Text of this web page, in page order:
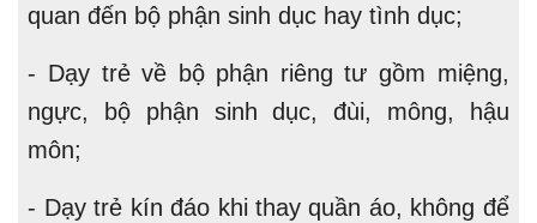
quan đến bộ phận sinh dục hay tình dục;
- Dạy trẻ về bộ phận riêng tư gồm miệng,
ngực, bộ phận sinh dục, đùi, mông, hậu
môn;
- Dạy trẻ kín đáo khi thay quần áo, không để